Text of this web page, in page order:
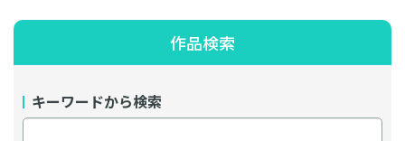
作品検索
キーワードから検索